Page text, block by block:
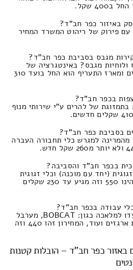
שקל.
באיזור כפר חב"ד?
פירוק של ריהוט המשרד המחיר
מגבס בסביבת כפר חב"ד?
מגבס? באינטגרציה של
העמסה על משטח הקרטונים ומארז התעריף הוא החל בועד 310
בכפר חב"ד?
של להרים ע"י שירותי מנוף
בסביבת כפר חב"ד?
מהמרינה למגרש כלי תחבורה העברה
בכפר חב"ד והסביבה?
(יחד עם מוכנה) וכלי זגוגית
כבדים דרך הנפות המחיר הינו 550 וזה מגיע עד 230 שקלים
עבודה בכפר חב"ד?
העלות להעברת כלים שיועדו למלאכה כגון: BOBCAT, מערבל
בטון, כלי תחבורה לנשיאת ארגזים ועוד, המחירון זהו 440 וזה
באזור כפר חב"ד – הובלות קטנות